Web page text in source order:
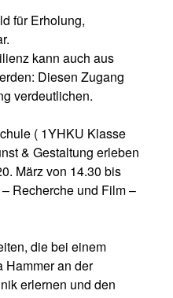
für Erholung,
kann auch aus
Diesen Zugang
verdeutlichen.
( 1YHKU Klasse
& Gestaltung erleben
März von 14.30 bis
Recherche und Film –
die bei einem
Hammer an der
erlernen und den